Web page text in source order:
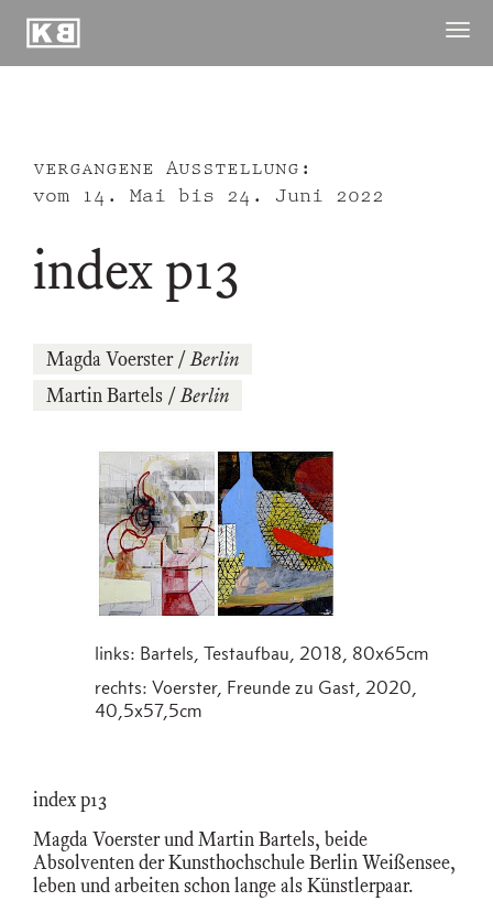
Menü
Kunstraum
Braugasse
vergangene Ausstellung:
vom 14. Mai bis 24. Juni 2022
index p13
Magda Voerster/Berlin
Martin Bartels /Berlin
links: Bartels, Testaufbau, 2018, 80x65cm
rechts: Voerster, Freunde zu Gast, 2020,
40,5x57,5cm
index p13
Magda Voerster und Martin Bartels, beide
Absolventen der Kunsthochschule Berlin Weißensee,
leben und arbeiten schon lange als Künstlerpaar.